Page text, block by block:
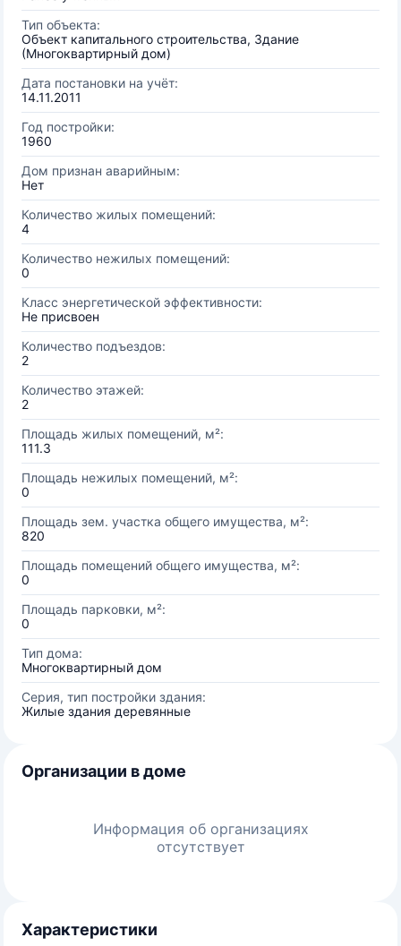
Тип объекта:
Объект капитального строительства, Здание
(Многоквартирный дом)
Дата постановки на учёт:
14.11.2011
Год постройки:
1960
Дом признан аварийным:
Нет
Количество жилых помещений:
4
Количество нежилых помещений:
0
Класс энергетической эффективности:
Не присвоен
Количество подъездов:
2
Количество этажей:
2
Площадь жилых помещений, м²:
111.3
Площадь нежилых помещений, м²:
0
Площадь зем. участка общего имущества, м²:
820
Площадь помещений общего имущества, м²:
0
Площадь парковки, м²:
0
Тип дома:
Многоквартирный дом
Серия, тип постройки здания:
Жилые здания деревянные
Организации в доме
Информация об организациях
отсутствует
Характеристики